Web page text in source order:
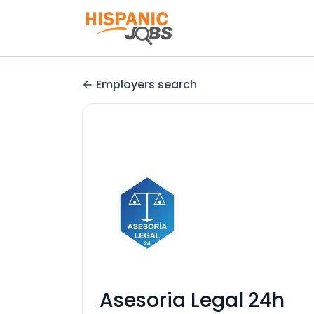
Employers search
Asesoria Legal 24h